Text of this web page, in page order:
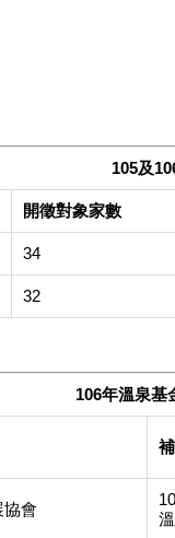
105及
開徵對象家數
34
32
106年溫
協會